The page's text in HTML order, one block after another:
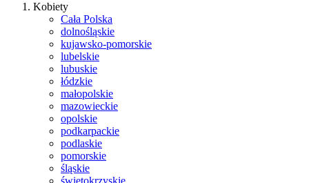
Kobiety
Cała Polska
dolnośląskie
kujawsko-pomorskie
lubelskie
lubuskie
łódzkie
małopolskie
mazowieckie
opolskie
podkarpackie
podlaskie
pomorskie
śląskie
świętokrzyskie